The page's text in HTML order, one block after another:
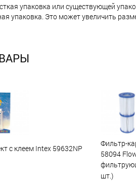
упаковка или существующей
упаковка. Это может увеличить
с клеем Intex 59632NP
Фильтр-
58094
шт.)